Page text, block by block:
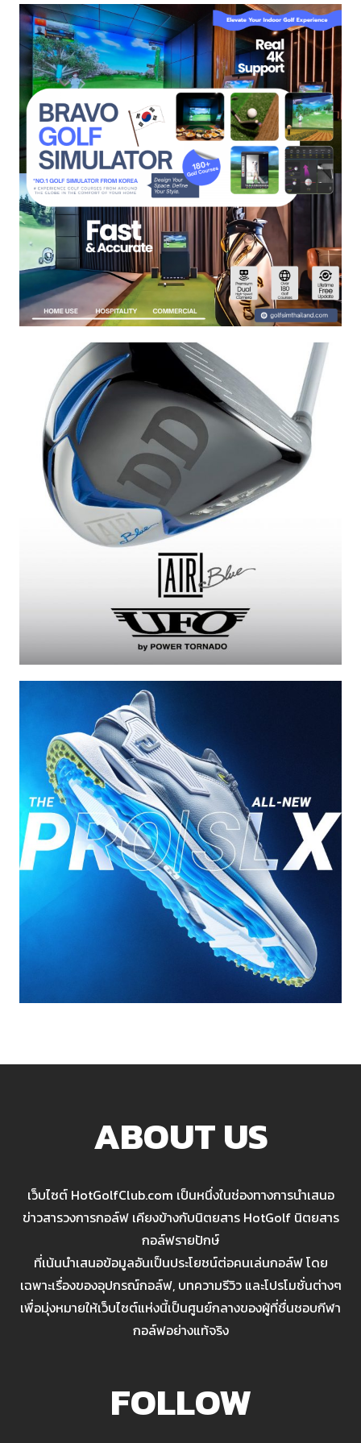
ABOUT US
เว็บไซต์ HotGolfClub.com เป็นหนึ่งในช่องทางการนำเสนอ
ข่าวสารวงการกอล์ฟ เคียงข้างกับนิตยสาร HotGolf นิตยสาร
กอล์ฟรายปักษ์
ที่เน้นนำเสนอข้อมูลอันเป็นประโยชน์ต่อคนเล่นกอล์ฟ โดย
เฉพาะเรื่องของอุปกรณ์กอล์ฟ, บทความรีวิว และโปรโมชั่นต่างๆ
เพื่อมุ่งหมายให้เว็บไซต์แห่งนี้เป็นศูนย์กลางของผู้ที่ชื่นชอบกีฬา
กอล์ฟอย่างแท้จริง
FOLLOW